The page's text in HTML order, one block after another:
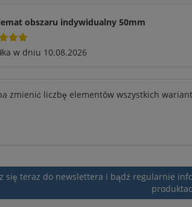
obszaru indywidualny 50mm
w dniu 10.08.2026
zmienić liczbę elementów wszystkich
się teraz do newslettera i bądź regularnie